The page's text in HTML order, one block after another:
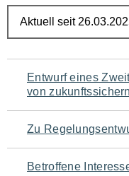
Navigation
für
den
Seiteninhalt
Entwurf eines
von
Zu
Betroffene